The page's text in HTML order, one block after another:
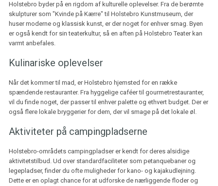
Holstebro byder på en rigdom af kulturelle oplevelser. Fra de berømte
skulpturer som "Kvinde på Kærre" til Holstebro Kunstmuseum, der
huser moderne og klassisk kunst, er der noget for enhver smag. Byen
er også kendt for sin teaterkultur, så en aften på Holstebro Teater kan
varmt anbefales.
Kulinariske oplevelser
Når det kommer til mad, er Holstebro hjemsted for en række
spændende restauranter. Fra hyggelige caféer til gourmetrestauranter,
vil du finde noget, der passer til enhver palette og ethvert budget. Der er
også flere lokale bryggerier for dem, der vil smage på det lokale øl.
Aktiviteter på campingpladserne
Holstebro-områdets campingpladser er kendt for deres alsidige
aktivitetstilbud. Ud over standardfaciliteter som petanquebaner og
legepladser, finder du ofte muligheder for kano- og kajakudlejning.
Dette er en oplagt chance for at udforske de nærliggende floder og